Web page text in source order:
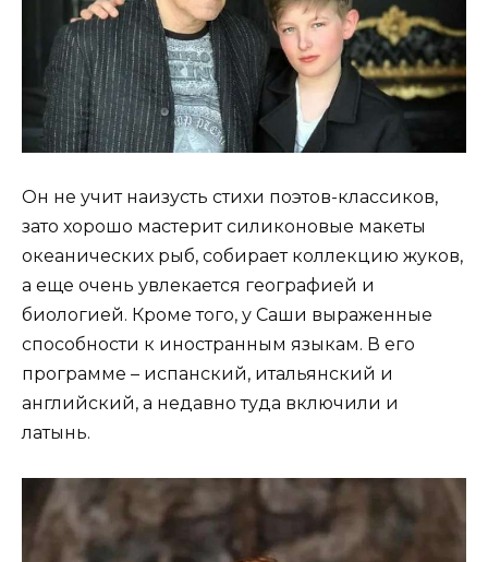
Он не учит наизусть стихи поэтов-классиков,
зато хорошо мастерит силиконовые макеты
океанических рыб, собирает коллекцию жуков,
а еще очень увлекается географией и
биологией. Кроме того, у Саши выраженные
способности к иностранным языкам. В его
программе – испанский, итальянский и
английский, а недавно туда включили и
латынь.